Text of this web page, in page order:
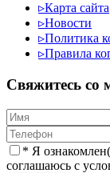
▹Карта сайта
▹Новости
▹Политика
▹Правила
Cвяжитесь со
* Я
соглашаюсь с